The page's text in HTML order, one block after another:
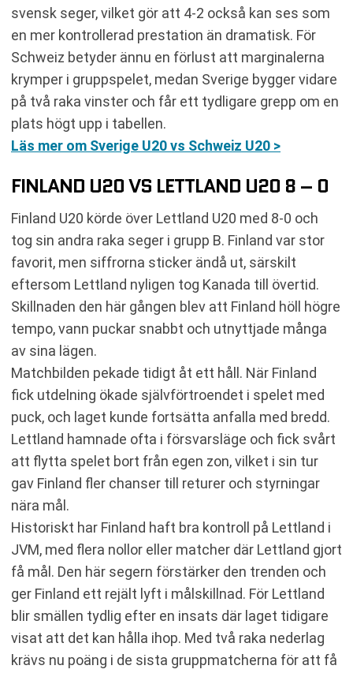
svensk seger, vilket gör att 4-2 också kan ses som
en mer kontrollerad prestation än dramatisk. För
Schweiz betyder ännu en förlust att marginalerna
krymper i gruppspelet, medan Sverige bygger vidare
på två raka vinster och får ett tydligare grepp om en
plats högt upp i tabellen.
Läs mer om Sverige U20 vs Schweiz U20 >
FINLAND U20 VS LETTLAND U20 8 – 0
Finland U20 körde över Lettland U20 med 8-0 och
tog sin andra raka seger i grupp B. Finland var stor
favorit, men siffrorna sticker ändå ut, särskilt
eftersom Lettland nyligen tog Kanada till övertid.
Skillnaden den här gången blev att Finland höll högre
tempo, vann puckar snabbt och utnyttjade många
av sina lägen.
Matchbilden pekade tidigt åt ett håll. När Finland
fick utdelning ökade självförtroendet i spelet med
puck, och laget kunde fortsätta anfalla med bredd.
Lettland hamnade ofta i försvarsläge och fick svårt
att flytta spelet bort från egen zon, vilket i sin tur
gav Finland fler chanser till returer och styrningar
nära mål.
Historiskt har Finland haft bra kontroll på Lettland i
JVM, med flera nollor eller matcher där Lettland gjort
få mål. Den här segern förstärker den trenden och
ger Finland ett rejält lyft i målskillnad. För Lettland
blir smällen tydlig efter en insats där laget tidigare
visat att det kan hålla ihop. Med två raka nederlag
krävs nu poäng i de sista gruppmatcherna för att få